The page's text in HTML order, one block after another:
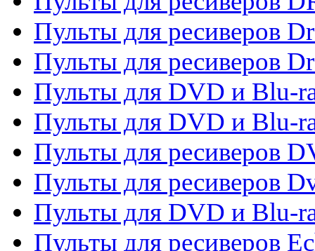
Пульты для ресиверов
Пульты для ресиверов
Пульты для DVD и Blu-
Пульты для DVD и Blu-
Пульты для ресиверов
Пульты для ресиверов
Пульты для DVD и Blu-
Пульты для ресиверов